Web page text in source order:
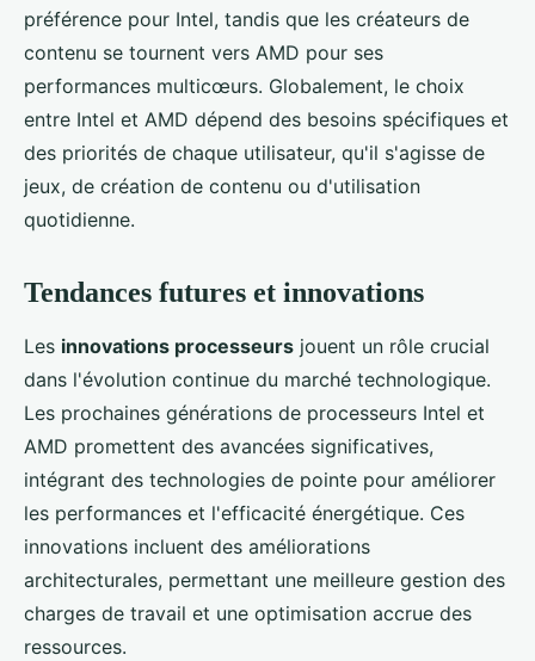
préférence pour Intel, tandis que les créateurs de
contenu se tournent vers AMD pour ses
performances multicœurs. Globalement, le choix
entre Intel et AMD dépend des besoins spécifiques et
des priorités de chaque utilisateur, qu'il s'agisse de
jeux, de création de contenu ou d'utilisation
quotidienne.
Tendances futures et innovations
Les innovations processeurs jouent un rôle crucial
dans l'évolution continue du marché technologique.
Les prochaines générations de processeurs Intel et
AMD promettent des avancées significatives,
intégrant des technologies de pointe pour améliorer
les performances et l'efficacité énergétique. Ces
innovations incluent des améliorations
architecturales, permettant une meilleure gestion des
charges de travail et une optimisation accrue des
ressources.